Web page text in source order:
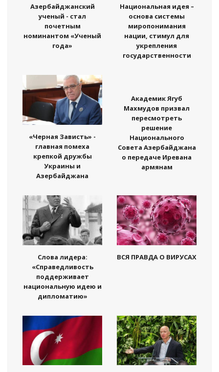
Азербайджанский
ученый - стал
почетным
номинантом «Ученый
года»
Национальная идея –
основа системы
миропонимания
нации, стимул для
укрепления
государственности
«Черная Зависть» -
главная помеха
крепкой дружбы
Украины и
Азербайджана
Академик Ягуб
Махмудов призвал
пересмотреть
решение
Национального
Совета Азербайджана
о передаче Иревана
армянам
Слова лидера:
«Справедливость
поддерживает
национальную идею и
дипломатию»
ВСЯ ПРАВДА О ВИРУСАХ